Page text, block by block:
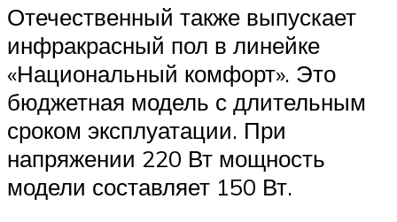
Отечественный также выпускает
инфракрасный пол в линейке
«Национальный комфорт». Это
бюджетная модель с длительным
сроком эксплуатации. При
напряжении 220 Вт мощность
модели составляет 150 Вт.